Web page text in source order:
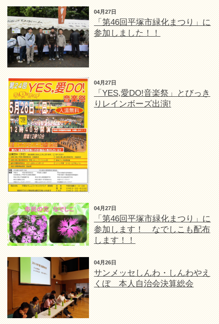
04月27日
「第46回平塚市緑化まつり」に
参加しました！！
04月27日
「YES,愛DO!音楽祭」とびっき
りレインボーズ出演!
04月27日
「第46回平塚市緑化まつり」に
参加します！ なでしこも配布
します！！
04月26日
サンメッセしんわ・しんわやえ
くぼ 本人自治会決算総会